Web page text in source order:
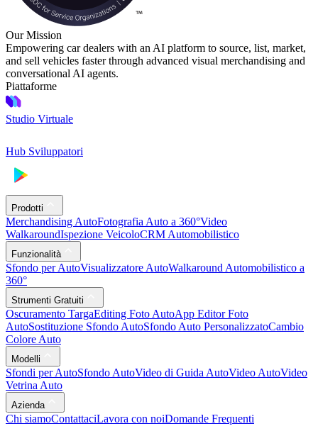
Our Mission
Empowering car dealers with an AI platform to source, list, market,
and sell vehicles faster through advanced visual merchandising and
conversational AI agents.
Piattaforme
Studio Virtuale
Hub Sviluppatori
Prodotti
Merchandising AutoFotografia Auto a 360°Video
WalkaroundIspezione VeicoloCRM Automobilistico
Funzionalità
Sfondo per AutoVisualizzatore AutoWalkaround Automobilistico a
360°
Strumenti Gratuiti
Oscuramento TargaEditing Foto AutoApp Editor Foto
AutoSostituzione Sfondo AutoSfondo Auto PersonalizzatoCambio
Colore Auto
Modelli
Sfondi per AutoSfondo AutoVideo di Guida AutoVideo AutoVideo
Vetrina Auto
Azienda
Chi siamoContattaciLavora con noiDomande Frequenti